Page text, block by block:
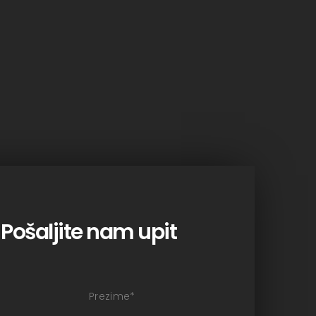
Pošaljite nam upit
Prezime*